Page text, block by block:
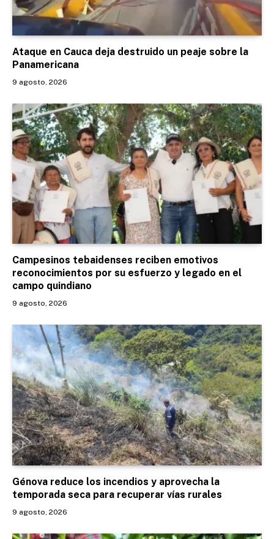
Ataque en Cauca deja destruido un peaje sobre la
Panamericana
9 agosto, 2026
Campesinos tebaidenses reciben emotivos
reconocimientos por su esfuerzo y legado en el
campo quindiano
9 agosto, 2026
Génova reduce los incendios y aprovecha la
temporada seca para recuperar vías rurales
9 agosto, 2026